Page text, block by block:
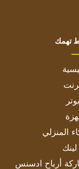
تهمك
المنزلي
أرباح ادسنس